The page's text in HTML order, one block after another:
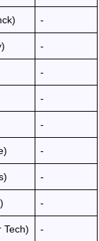
-
-
-
-
-
-
-
-
Tech) -